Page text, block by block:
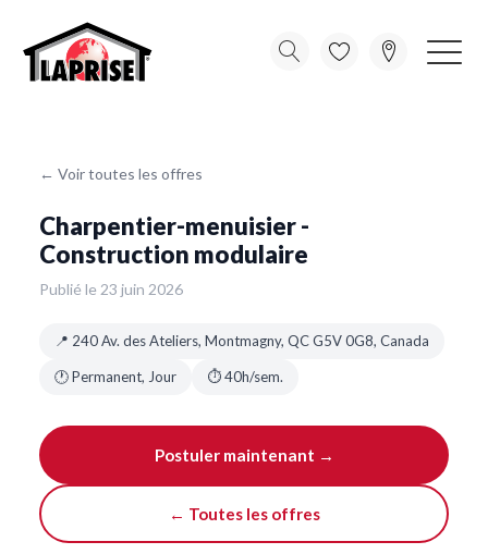
← Voir toutes les offres
Charpentier-menuisier -
Construction modulaire
Publié le 23 juin 2026
📍 240 Av. des Ateliers, Montmagny, QC G5V 0G8, Canada
🕐 Permanent, Jour ⏱ 40h/sem.
Postuler maintenant →
← Toutes les offres